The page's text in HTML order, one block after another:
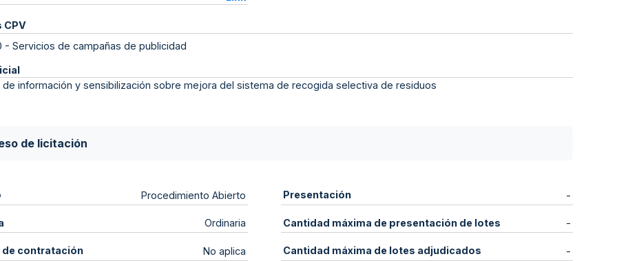
CPV
- Servicios de campañas de publicidad
de información y sensibilización sobre mejora del sistema de recogida selectiva de residuos
de licitación
Procedimiento Abierto
Ordinaria
de contratación No aplica
Presentación -
Cantidad máxima de presentación de lotes -
Cantidad máxima de lotes adjudicados -